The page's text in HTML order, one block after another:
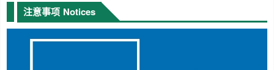
注意事项 Notices